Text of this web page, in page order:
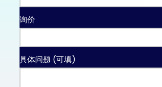
询价
具体问题 (可填)